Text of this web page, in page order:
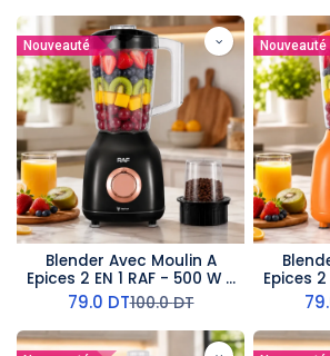
Nouveauté
Blender Avec Moulin A
Epices 2 EN 1 RAF - 500 W -
1,6 L - Noir
79.0 DT100.0DT
Nouveauté
Epices